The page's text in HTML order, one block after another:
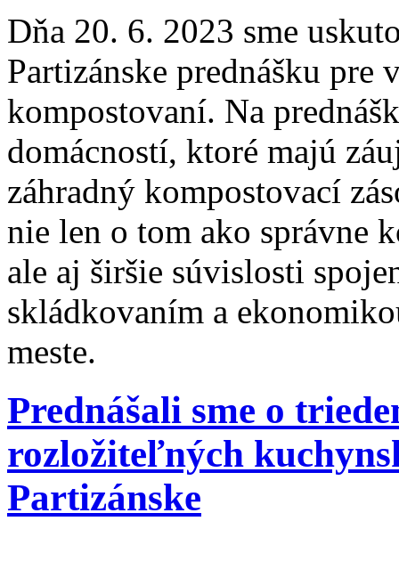
Dňa 20. 6. 2023 sme
Partizánske prednášku pre
kompostovaní. Na
domácností, ktoré majú
záhradný kompostovací
nie len o tom ako správne
ale aj širšie súvislosti
skládkovaním a
meste.
Prednášali sme o
rozložiteľných
Partizánske